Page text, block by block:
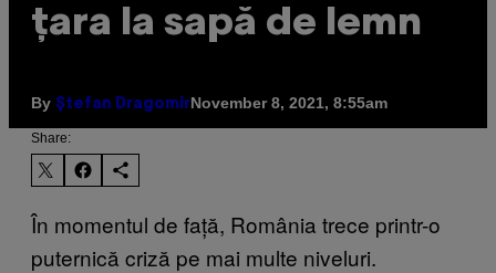
țara la sapă de lemn
By Ștefan DragomirNovember 8, 2021, 8:55am
Share:
În momentul de față, România trece printr-o
puternică criză pe mai multe niveluri.